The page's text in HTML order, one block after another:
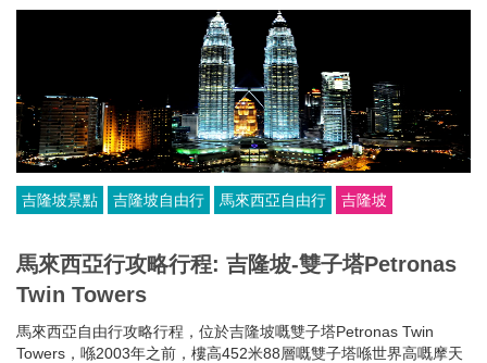
吉隆坡景點 吉隆坡自由行 馬來西亞自由行 吉隆坡
馬來西亞行攻略行程: 吉隆坡-雙子塔Petronas
Twin Towers
馬來西亞自由行攻略行程，位於吉隆坡嘅雙子塔Petronas Twin
Towers，喺2003年之前，樓高452米88層嘅雙子塔喺世界高嘅摩天